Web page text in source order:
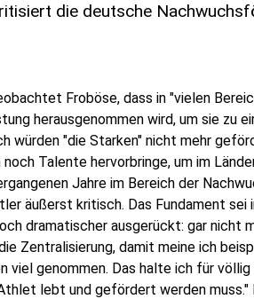
die deutsche
Froböse, dass in "vielen
herausgenommen wird, um sie zu
würden "die Starken" nicht mehr
Talente hervorbringe, um im
Jahre im Bereich der
äußerst kritisch. Das Fundament sei
dramatischer ausgerückt: gar nicht
Zentralisierung, damit meine ich
viel genommen. Das halte ich für
lebt und gefördert werden